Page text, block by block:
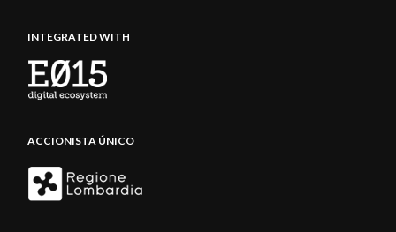
INTEGRATED WITH
ACCIONISTA ÚNICO